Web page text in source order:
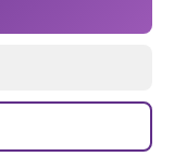
· Made